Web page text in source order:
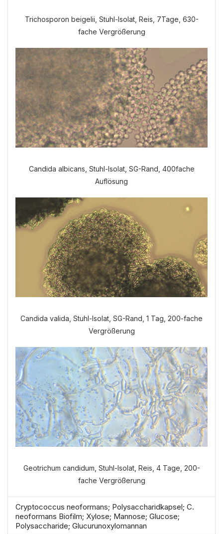
Trichosporon beigelii, Stuhl-Isolat, Reis, 7Tage, 630-
fache Vergrößerung
Candida albicans, Stuhl-Isolat, SG-Rand, 400fache
Auflösung
Candida valida, Stuhl-Isolat, SG-Rand, 1 Tag, 200-fache
Vergrößerung
Geotrichum candidum, Stuhl-Isolat, Reis, 4 Tage, 200-
fache Vergrößerung
Cryptococcus neoformans; Polysaccharidkapsel; C.
neoformans Biofilm; Xylose; Mannose; Glucose;
Polysaccharide; Glucurunoxylomannan
Welche Anamnese möchten Sie
durchführen?
VERDAUUNGSANAMNESE
NORMALE ANAMNESE